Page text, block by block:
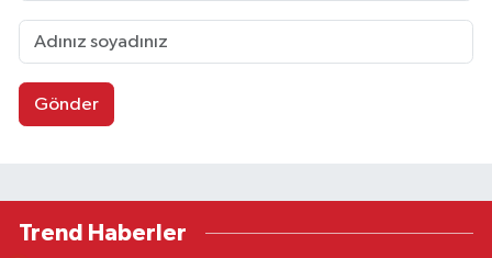
Gönder
Trend Haberler